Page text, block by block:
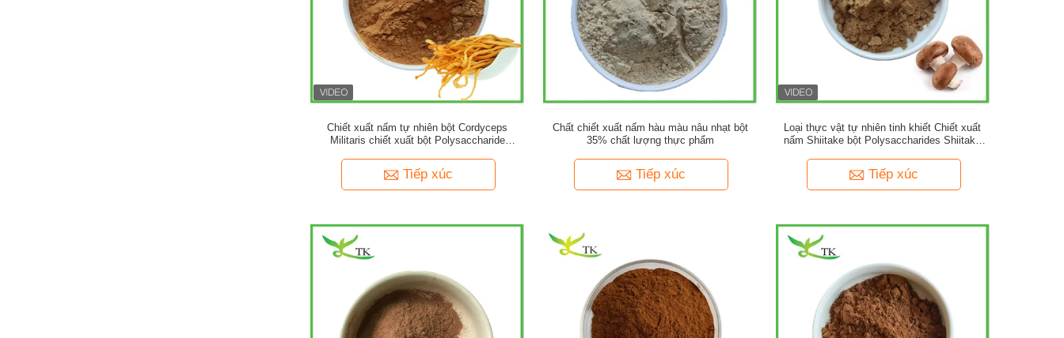
Chiết xuất nấm tự nhiên bột Cordyceps
Militaris chiết xuất bột Polysaccharide
Tiếp xúc
Chất chiết xuất nấm hàu màu nâu nhạt bột
35% chất lượng thực phẩm
Tiếp xúc
Loại thực vật tự nhiên tinh khiết Chiết xuất
nấm Shiitake bột Polysaccharides Shiitake
Tiếp xúc